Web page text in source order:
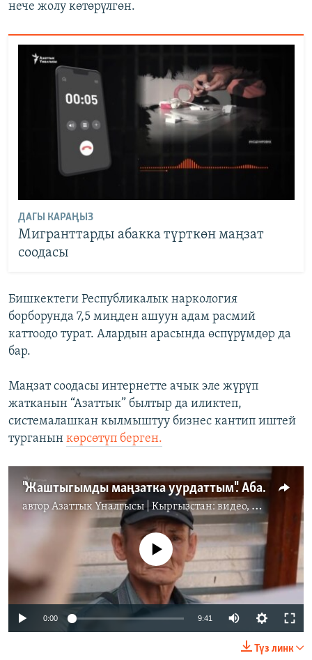
нече жолу көтөрүлгөн.
ДАГЫ КАРАҢЫЗ
Мигранттарды абакка түрткөн маңзат
соодасы
Бишкектеги Республикалык наркология
борборунда 7,5 миңден ашуун адам расмий
каттоодо турат. Алардын арасында өспүрүмдөр да
бар.
Маңзат соодасы интернетте ачык эле жүрүп
жатканын “Азаттык” былтыр да иликтеп,
системалашкан кылмыштуу бизнес кантип иштей
турганын көрсөтүп берген.
"Жаштыгымды маңзатка уурдаттым". Абайдын өкүнүчү
автор Азаттык Үналгысы | Кыргызстан: видео, фото, кабарлар
No media source currently available
0:00 9:41
240p
Түз линк